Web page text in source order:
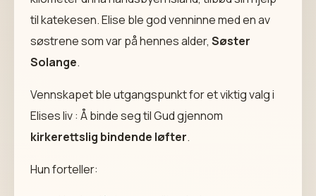
til katekesen. Elise ble god venninne med en av
søstrene som var på hennes alder, Søster
Solange.
Vennskapet ble utgangspunkt for et viktig valg i
Elises liv : Å binde seg til Gud gjennom
kirkerettslig bindende løfter.
Hun forteller: